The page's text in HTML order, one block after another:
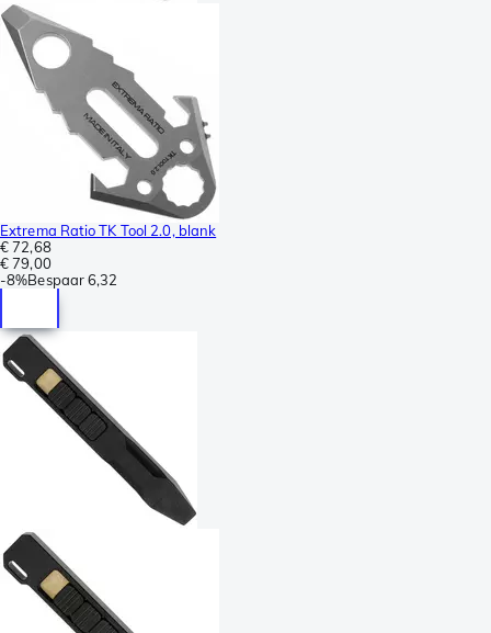
Extrema Ratio TK Tool 2.0, blank
€ 72,68
€ 79,00
-8%Bespaar6,32